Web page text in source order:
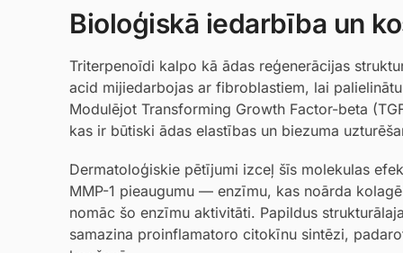
Bioloģiskā iedarbība un
Triterpenoīdi kalpo kā ādas reģenerācijas
acid mijiedarbojas ar fibroblastiem, lai
Modulējot Transforming Growth Factor-beta
kas ir būtiski ādas elastības un biezuma
Dermatoloģiskie pētījumi izceļ šīs molekulas
MMP-1 pieaugumu — enzīmu, kas noārda
nomāc šo enzīmu aktivitāti. Papildus
samazina proinflamatoro citokīnu sintēzi,